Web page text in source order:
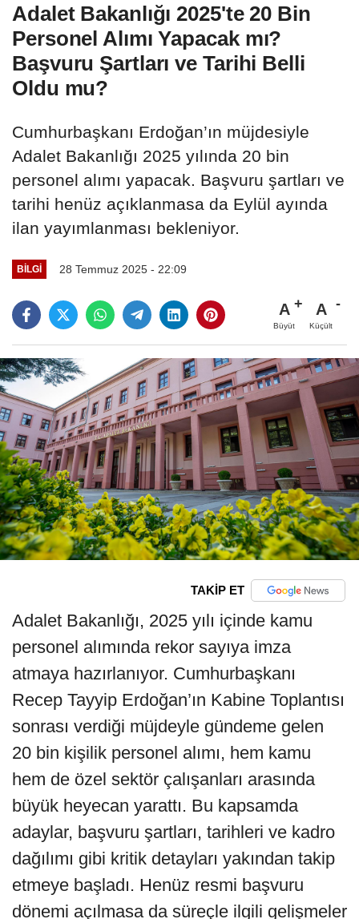
Açıldı
Adalet Bakanlığı 2025'te 20 Bin
Personel Alımı Yapacak mı?
Başvuru Şartları ve Tarihi Belli
Oldu mu?
Cumhurbaşkanı Erdoğan’ın müjdesiyle
Adalet Bakanlığı 2025 yılında 20 bin
personel alımı yapacak. Başvuru şartları ve
tarihi henüz açıklanmasa da Eylül ayında
ilan yayımlanması bekleniyor.
BILGI 28 Temmuz 2025 - 22:09
A
Büyüt
A
Küçült
TAKİP ET
Adalet Bakanlığı, 2025 yılı içinde kamu
personel alımında rekor sayıya imza
atmaya hazırlanıyor. Cumhurbaşkanı
Recep Tayyip Erdoğan’ın Kabine Toplantısı
sonrası verdiği müjdeyle gündeme gelen
20 bin kişilik personel alımı, hem kamu
hem de özel sektör çalışanları arasında
büyük heyecan yarattı. Bu kapsamda
adaylar, başvuru şartları, tarihleri ve kadro
dağılımı gibi kritik detayları yakından takip
etmeye başladı. Henüz resmi başvuru
dönemi açılmasa da süreçle ilgili gelişmeler